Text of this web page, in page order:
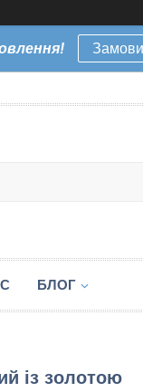
БЛОГ
із золотою